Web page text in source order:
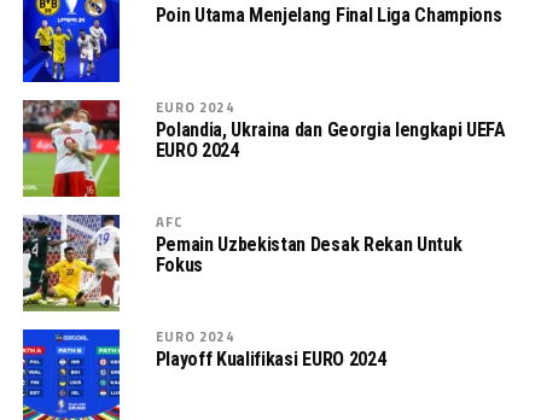
Poin Utama Menjelang Final Liga Champions
EURO 2024
Polandia, Ukraina dan Georgia lengkapi UEFA
EURO 2024
AFC
Pemain Uzbekistan Desak Rekan Untuk
Fokus
EURO 2024
Playoff Kualifikasi EURO 2024